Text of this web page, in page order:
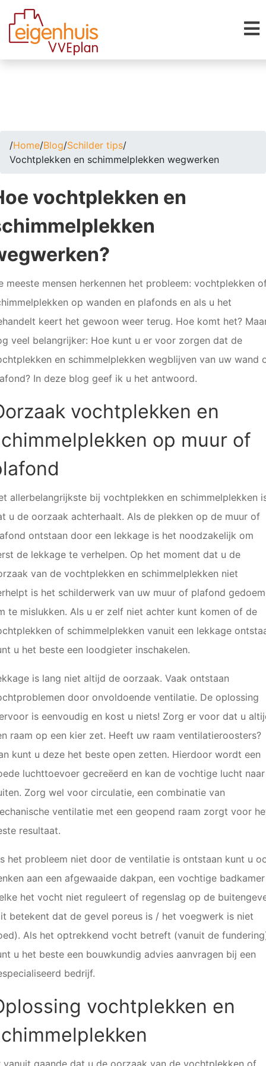
/Home/Blog/Schilder tips/
Vochtplekken en schimmelplekken wegwerken
vochtplekken en
meeste mensen herkennen het probleem: vochtplekken
op wanden en plafonds en als u het
keert het gewoon weer terug. Hoe komt het?
veel belangrijker: Hoe kunt u er voor zorgen dat de
en schimmelplekken wegblijven van uw wand
In deze blog geef ik u het antwoord.
vochtplekken en
op muur of
allerbelangrijkste bij vochtplekken en schimmelplekken
u de oorzaak achterhaalt. Als de plekken op de muur of
ontstaan door een lekkage is het noodzakelijk om
de lekkage te verhelpen. Op het moment dat u de
van de vochtplekken en schimmelplekken niet
is het schilderwerk van uw muur of plafond
te mislukken. Als u er zelf niet achter kunt komen of de
of schimmelplekken vanuit een lekkage
u het beste een loodgieter inschakelen.
is lang niet altijd de oorzaak. Vaak ontstaan
door onvoldoende ventilatie. De oplossing
is eenvoudig en kost u niets! Zorg er voor dat u
raam op een kier zet. Heeft uw raam ventilatieroosters?
kunt u deze het beste open zetten. Hierdoor wordt een
luchttoevoer gecreëerd en kan de vochtige lucht naar
Zorg wel voor circulatie, een combinatie van
ventilatie met een geopend raam zorgt voor
resultaat.
het probleem niet door de ventilatie is ontstaan kunt u
aan een afgewaaide dakpan, een vochtige badkamer
het vocht niet reguleert of regenslag op de
betekent dat de gevel poreus is / het voegwerk is niet
Als het optrekkend vocht betreft (vanuit de
u het beste een bouwkundig advies aanvragen bij een
bedrijf.
vochtplekken en
vanuit gaande dat u de oorzaak van de vochtplekken of